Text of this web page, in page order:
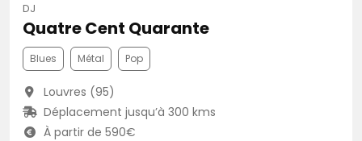
DJ
Quatre Cent Quarante
Blues Métal Pop
Louvres (95)
Déplacement jusqu’à 300 kms
À partir de 590€